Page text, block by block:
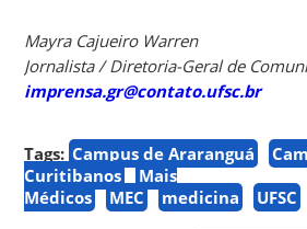
Mayra Cajueiro Warren
Jornalista / Diretoria-Geral de
imprensa.gr@contato.ufsc.br
Tags: Campus de Araranguá
Curitibanos
Mais
Médicos
MEC medicina UFSC